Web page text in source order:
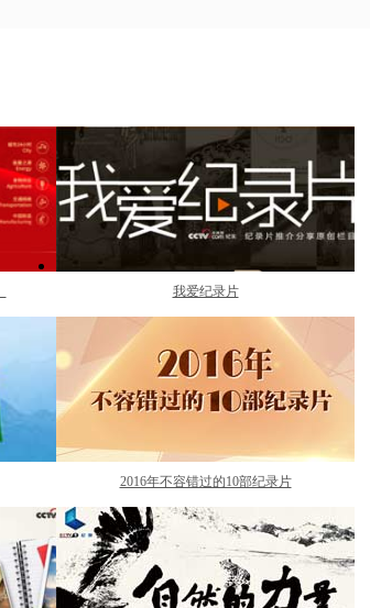
我爱纪录片
2016年不容错过的10部纪录片